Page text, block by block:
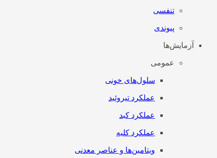
تنفسی
پیوندی
آزمایش‌ها
عمومی
سلول‌های خونی
عملکرد تیروئید
عملکرد کبد
عملکرد کلیه
ویتامین‌ها و عناصر معدنی